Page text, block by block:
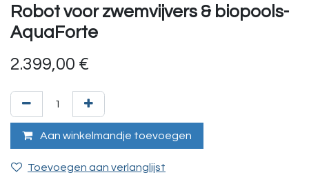
Robot voor zwemvijvers & biopools-
AquaForte
2.399,00 €
Aan winkelmandje toevoegen
Toevoegen aan verlanglijst